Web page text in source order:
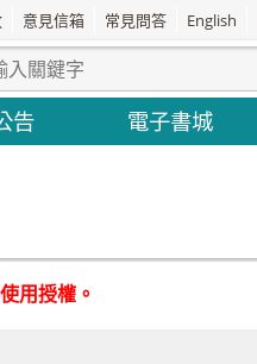
意見信箱 常見問答 English
告 電子書城
用授權。